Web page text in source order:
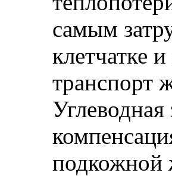
самым
клетчатке
транспорт
Углеводная
подкожной